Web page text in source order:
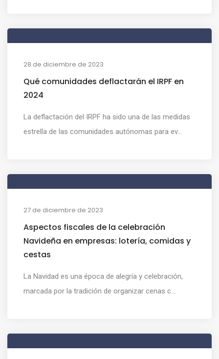
28 de diciembre de 2023
Qué comunidades deflactarán el IRPF en
2024
La deflactación del IRPF ha sido una de las medidas
estrella de las comunidades autónomas para ev...
27 de diciembre de 2023
Aspectos fiscales de la celebración
Navideña en empresas: lotería, comidas y
cestas
La Navidad es una época de alegría y celebración,
marcada por la tradición de organizar cenas c...